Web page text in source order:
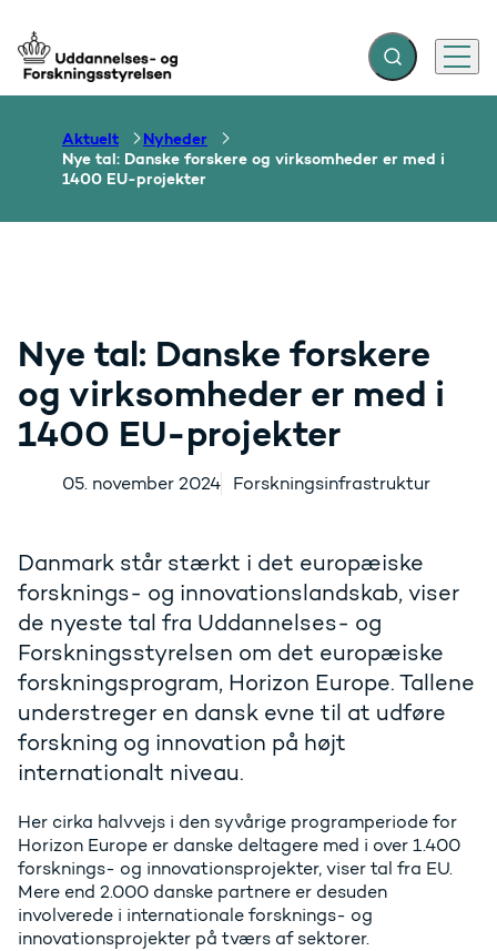
Gå til forsiden Fold søgefelt ud
Menu
Aktuelt
Nyheder
Nye tal: Danske forskere og virksomheder er med i
1400 EU-projekter
Nye tal: Danske forskere
og virksomheder er med i
1400 EU-projekter
05. november 2024 Forskningsinfrastruktur
Danmark står stærkt i det europæiske
forsknings- og innovationslandskab, viser
de nyeste tal fra Uddannelses- og
Forskningsstyrelsen om det europæiske
forskningsprogram, Horizon Europe. Tallene
understreger en dansk evne til at udføre
forskning og innovation på højt
internationalt niveau.
Her cirka halvvejs i den syvårige programperiode for
Horizon Europe er danske deltagere med i over 1.400
forsknings- og innovationsprojekter, viser tal fra EU.
Mere end 2.000 danske partnere er desuden
involverede i internationale forsknings- og
innovationsprojekter på tværs af sektorer.